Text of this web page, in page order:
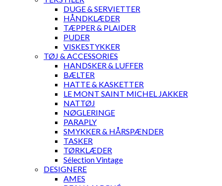
DUGE & SERVIETTER
HÅNDKLÆDER
TÆPPER & PLAIDER
PUDER
VISKESTYKKER
TØJ & ACCESSORIES
HANDSKER & LUFFER
BÆLTER
HATTE & KASKETTER
LE MONT SAINT MICHEL JAKKER
NATTØJ
NØGLERINGE
PARAPLY
SMYKKER & HÅRSPÆNDER
TASKER
TØRKLÆDER
Sélection Vintage
DESIGNERE
AMES